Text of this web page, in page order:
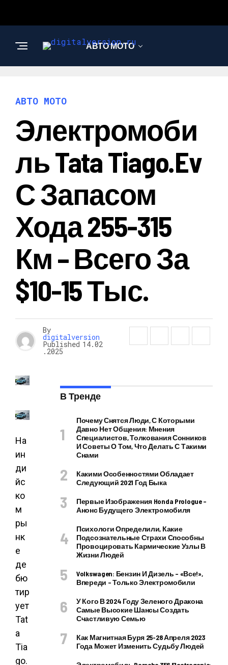
АВТО МОТО
АВТО МОТО
Электромоби
Ль Tata Tiago.ev
С Запасом
Хода 255-315
Км – Всего За
$10-15 Тыс.
By
digitalversion
Published 14.02
.2025
На
ин
ди
йс
ко
м
ры
нк
е
де
бю
тир
ует
Tat
a
Tia
go.
В Тренде
Почему Снятся Люди, С Которыми
Давно Нет Общения: Мнения
Специалистов, Толкования Сонников
И Советы О Том, Что Делать С Такими
Снами
Какими Особенностями Обладает
Следующий 2021 Год Быка
Первые Изображения Honda Prologue –
Анонс Будущего Электромобиля
Психологи Определили, Какие
Подсознательные Страхи Способны
Провоцировать Кармические Узлы В
Жизни Людей
Volkswagen: Бензин И Дизель – «все!»,
Впереди – Только Электромобили
У Кого В 2024 Году Зеленого Дракона
Самые Высокие Шансы Создать
Счастливую Семью
Как Магнитная Буря 25-28 Апреля 2023
Года Может Изменить Судьбу Людей